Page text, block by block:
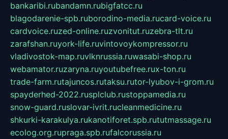
bankaribi.rubandamn.rubigfatcc.ru
blagodarenie-spb.ruborodino-media.rucard-voice.ru
cardvoice.ruzed-online.ruzvonitut.ruzebra-tlt.ru
zarafshan.ruyork-life.ruvintovoykompressor.ru
vladivostok-map.ruvlknrussia.ruwasabi-shop.ru
webamator.ruzaryna.ruyoutubefree.rux-ton.ru
trade-farm.rutajuncos.rutaksu.rutor-lyubov-i-grom.ru
spayderhed-2022.rusplclub.rustoppamedia.ru
snow-guard.ruslovar-ivrit.rucleanmedicine.ru
shkurki-karakulya.rukanotiforet.spb.rututmassage.ru
ecolog.org.rupraga.spb.rufalcorussia.ru